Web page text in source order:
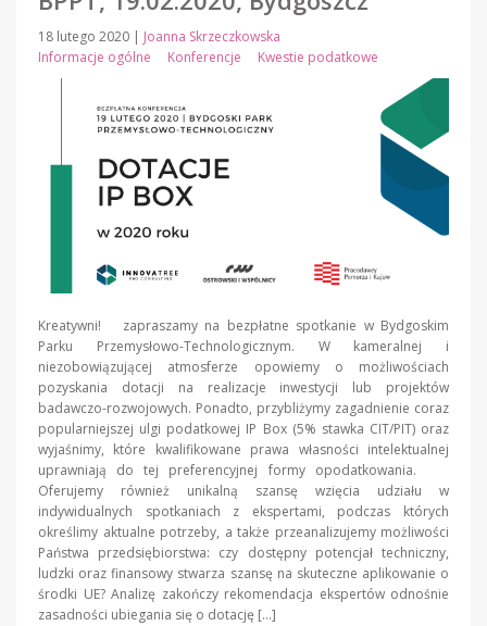
18 lutego 2020 | Joanna Skrzeczkowska
Informacje ogólne
Konferencje Kwestie podatkowe
Kreatywni! zapraszamy na bezpłatne spotkanie w Bydgoskim
Parku Przemysłowo-Technologicznym. W kameralnej i
niezobowiązującej atmosferze opowiemy o możliwościach
pozyskania dotacji na realizacje inwestycji lub projektów
badawczo-rozwojowych. Ponadto, przybliżymy zagadnienie coraz
popularniejszej ulgi podatkowej IP Box (5% stawka CIT/PIT) oraz
wyjaśnimy, które kwalifikowane prawa własności intelektualnej
uprawniają do tej preferencyjnej formy opodatkowania.
Oferujemy również unikalną szansę wzięcia udziału w
indywidualnych spotkaniach z ekspertami, podczas których
określimy aktualne potrzeby, a także przeanalizujemy możliwości
Państwa przedsiębiorstwa: czy dostępny potencjał techniczny,
ludzki oraz finansowy stwarza szansę na skuteczne aplikowanie o
środki UE? Analizę zakończy rekomendacja ekspertów odnośnie
zasadności ubiegania się o dotację […]